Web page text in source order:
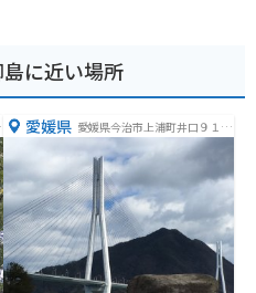
に近い場所
愛媛県 愛媛県今治市上浦町井口９１８